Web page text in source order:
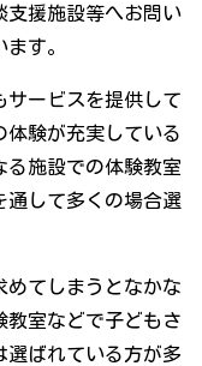
支援施設等へお問い
す。
サービスを提供して
体験が充実している
る施設での体験教室
通して多くの場合選
てしまうとなかな
教室などで子どもさ
選ばれている方が多